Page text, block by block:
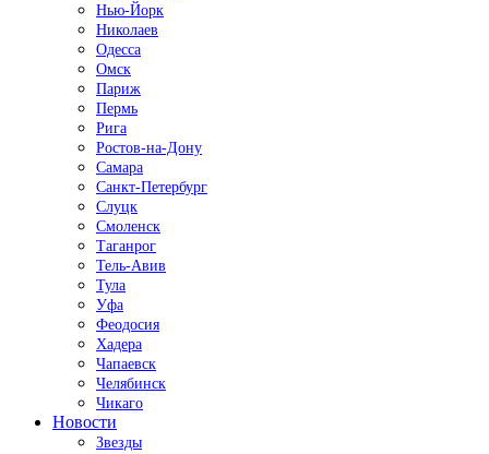
Нью-Йорк
Николаев
Одесса
Омск
Париж
Пермь
Рига
Ростов-на-Дону
Самара
Санкт-Петербург
Слуцк
Смоленск
Таганрог
Тель-Авив
Тула
Уфа
Феодосия
Хадера
Чапаевск
Челябинск
Чикаго
Новости
Звезды